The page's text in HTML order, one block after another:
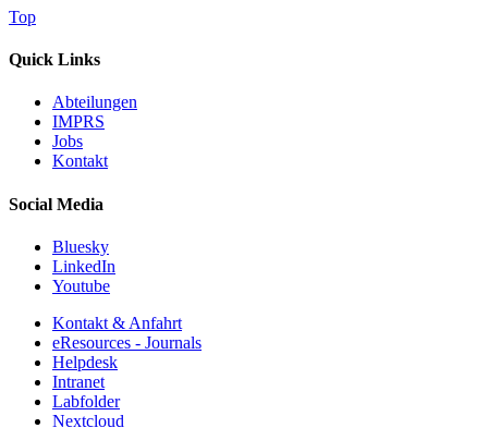
Top
Quick Links
Abteilungen
IMPRS
Jobs
Kontakt
Social Media
Bluesky
LinkedIn
Youtube
Kontakt & Anfahrt
eResources - Journals
Helpdesk
Intranet
Labfolder
Nextcloud